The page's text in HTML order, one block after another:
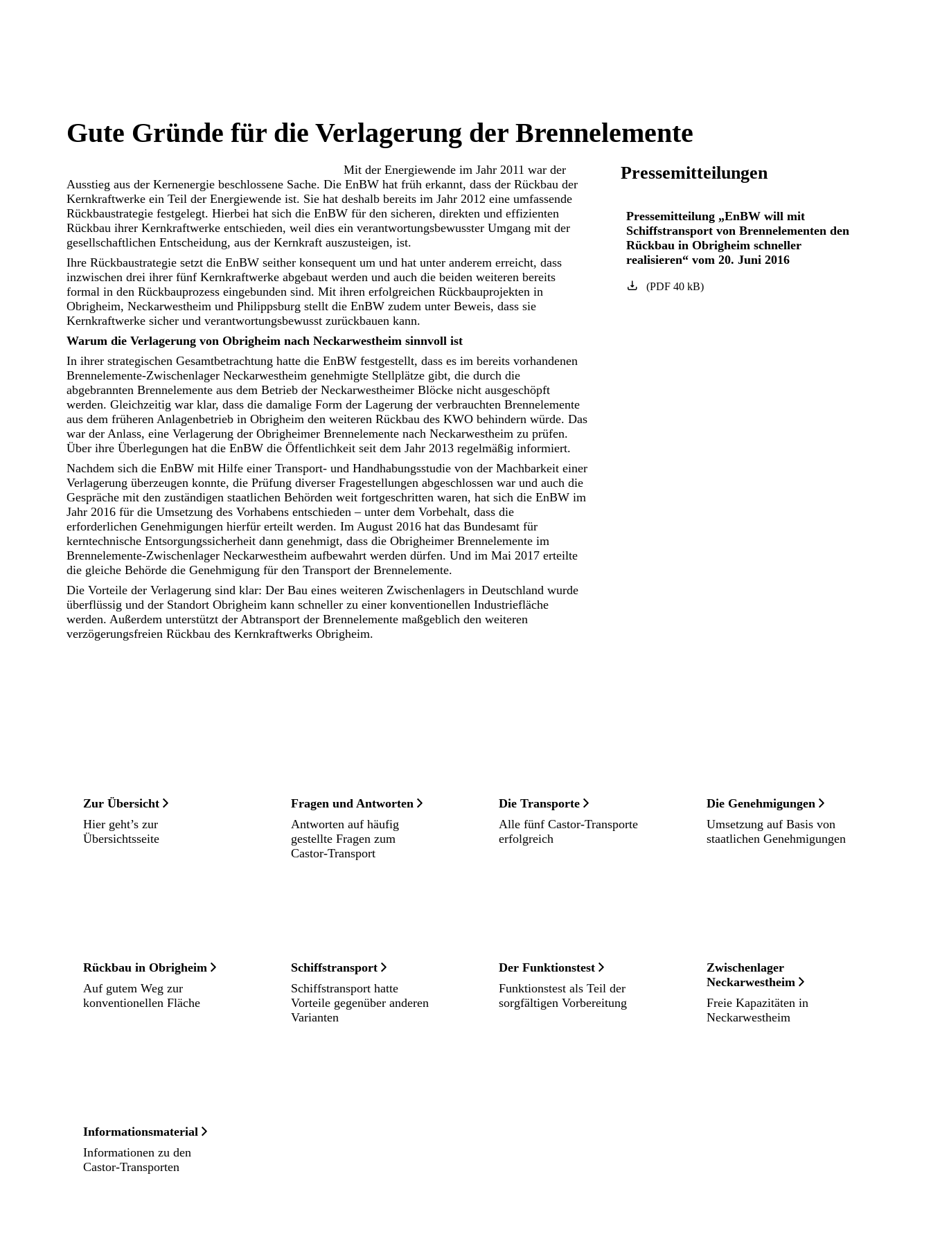
Gute Gründe für die Verlagerung der Brennelemente
Mit der Energiewende im Jahr 2011 war der
Ausstieg aus der Kernenergie beschlossene Sache. Die EnBW hat früh erkannt, dass der Rückbau der
Kernkraftwerke ein Teil der Energiewende ist. Sie hat deshalb bereits im Jahr 2012 eine umfassende
Rückbaustrategie festgelegt. Hierbei hat sich die EnBW für den sicheren, direkten und effizienten
Rückbau ihrer Kernkraftwerke entschieden, weil dies ein verantwortungsbewusster Umgang mit der
gesellschaftlichen Entscheidung, aus der Kernkraft auszusteigen, ist.
Ihre Rückbaustrategie setzt die EnBW seither konsequent um und hat unter anderem erreicht, dass
inzwischen drei ihrer fünf Kernkraftwerke abgebaut werden und auch die beiden weiteren bereits
formal in den Rückbauprozess eingebunden sind. Mit ihren erfolgreichen Rückbauprojekten in
Obrigheim, Neckarwestheim und Philippsburg stellt die EnBW zudem unter Beweis, dass sie
Kernkraftwerke sicher und verantwortungsbewusst zurückbauen kann.
Warum die Verlagerung von Obrigheim nach Neckarwestheim sinnvoll ist
In ihrer strategischen Gesamtbetrachtung hatte die EnBW festgestellt, dass es im bereits vorhandenen
Brennelemente-Zwischenlager Neckarwestheim genehmigte Stellplätze gibt, die durch die
abgebrannten Brennelemente aus dem Betrieb der Neckarwestheimer Blöcke nicht ausgeschöpft
werden. Gleichzeitig war klar, dass die damalige Form der Lagerung der verbrauchten Brennelemente
aus dem früheren Anlagenbetrieb in Obrigheim den weiteren Rückbau des KWO behindern würde. Das
war der Anlass, eine Verlagerung der Obrigheimer Brennelemente nach Neckarwestheim zu prüfen.
Über ihre Überlegungen hat die EnBW die Öffentlichkeit seit dem Jahr 2013 regelmäßig informiert.
Nachdem sich die EnBW mit Hilfe einer Transport- und Handhabungsstudie von der Machbarkeit einer
Verlagerung überzeugen konnte, die Prüfung diverser Fragestellungen abgeschlossen war und auch die
Gespräche mit den zuständigen staatlichen Behörden weit fortgeschritten waren, hat sich die EnBW im
Jahr 2016 für die Umsetzung des Vorhabens entschieden – unter dem Vorbehalt, dass die
erforderlichen Genehmigungen hierfür erteilt werden. Im August 2016 hat das Bundesamt für
kerntechnische Entsorgungssicherheit dann genehmigt, dass die Obrigheimer Brennelemente im
Brennelemente-Zwischenlager Neckarwestheim aufbewahrt werden dürfen. Und im Mai 2017 erteilte
die gleiche Behörde die Genehmigung für den Transport der Brennelemente.
Die Vorteile der Verlagerung sind klar: Der Bau eines weiteren Zwischenlagers in Deutschland wurde
überflüssig und der Standort Obrigheim kann schneller zu einer konventionellen Industriefläche
werden. Außerdem unterstützt der Abtransport der Brennelemente maßgeblich den weiteren
verzögerungsfreien Rückbau des Kernkraftwerks Obrigheim.
Pressemitteilungen
Pressemitteilung „EnBW will mit
Schiffstransport von Brennelementen den
Rückbau in Obrigheim schneller
realisieren“ vom 20. Juni 2016
(PDF40 kB)
Zur Übersicht
Hier geht’s zur
Übersichtsseite
Fragen und Antworten
Antworten auf häufig
gestellte Fragen zum
Castor-Transport
Die Transporte
Alle fünf Castor-Transporte
erfolgreich
Die Genehmigungen
Umsetzung auf Basis von
staatlichen Genehmigungen
Rückbau in Obrigheim
Auf gutem Weg zur
konventionellen Fläche
Schiffstransport
Schiffstransport hatte
Vorteile gegenüber anderen
Varianten
Der Funktionstest
Funktionstest als Teil der
sorgfältigen Vorbereitung
Zwischenlager
Neckarwestheim
Freie Kapazitäten in
Neckarwestheim
Informations­material
Informationen zu den
Castor-Transporten